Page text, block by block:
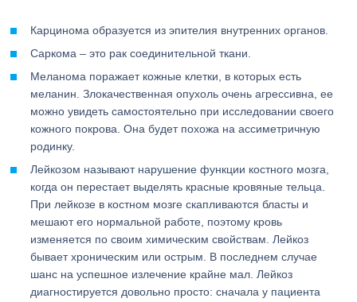
Карцинома образуется из эпителия внутренних органов.
Саркома – это рак соединительной ткани.
Меланома поражает кожные клетки, в которых есть
меланин. Злокачественная опухоль очень агрессивна, ее
можно увидеть самостоятельно при исследовании своего
кожного покрова. Она будет похожа на ассиметричную
родинку.
Лейкозом называют нарушение функции костного мозга,
когда он перестает выделять красные кровяные тельца.
При лейкозе в костном мозге скапливаются бласты и
мешают его нормальной работе, поэтому кровь
изменяется по своим химическим свойствам. Лейкоз
бывает хроническим или острым. В последнем случае
шанс на успешное излечение крайне мал. Лейкоз
диагностируется довольно просто: сначала у пациента